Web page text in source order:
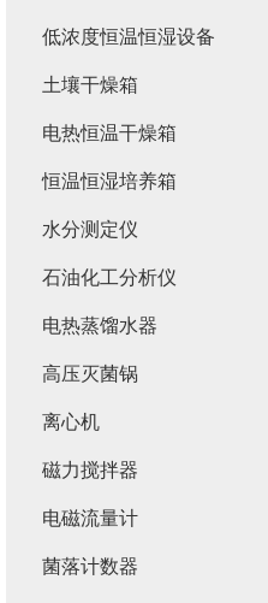
低浓度恒温恒湿设备
土壤干燥箱
电热恒温干燥箱
恒温恒湿培养箱
水分测定仪
石油化工分析仪
电热蒸馏水器
高压灭菌锅
离心机
磁力搅拌器
电磁流量计
菌落计数器